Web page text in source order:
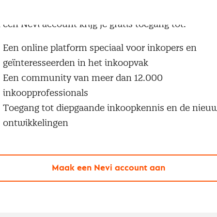
een Nevi account krijg je gratis toegang tot:
Een online platform speciaal voor inkopers en
geïnteresseerden in het inkoopvak
Een community van meer dan 12.000
inkoopprofessionals
Toegang tot diepgaande inkoopkennis en de
ontwikkelingen
Maak een Nevi account aan